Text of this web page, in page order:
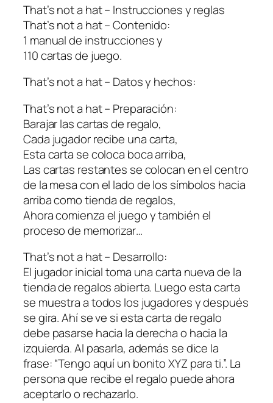
That’s not a hat – Instrucciones y reglas
That’s not a hat – Contenido:
1 manual de instrucciones y
110 cartas de juego.
That’s not a hat – Datos y hechos:
That’s not a hat – Preparación:
Barajar las cartas de regalo,
Cada jugador recibe una carta,
Esta carta se coloca boca arriba,
Las cartas restantes se colocan en el centro
de la mesa con el lado de los símbolos hacia
arriba como tienda de regalos,
Ahora comienza el juego y también el
proceso de memorizar…
That’s not a hat – Desarrollo:
El jugador inicial toma una carta nueva de la
tienda de regalos abierta. Luego esta carta
se muestra a todos los jugadores y después
se gira. Ahí se ve si esta carta de regalo
debe pasarse hacia la derecha o hacia la
izquierda. Al pasarla, además se dice la
frase: “Tengo aquí un bonito XYZ para ti.”. La
persona que recibe el regalo puede ahora
aceptarlo o rechazarlo.